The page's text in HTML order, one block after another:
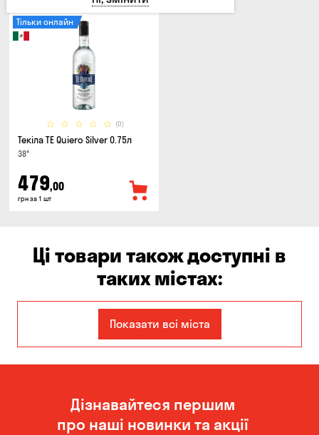
(0)
Тільки онлайн
Текіла TE Quiero Silver 0.75л
38°
479,00
грн за 1 шт
Ці товари також доступні в
таких містах:
Запоріжжя
Київ Кропивницький
Олександрівка Чорноморськ
Показати всі міста
Дізнавайтеся першим
про наші новинки та акції